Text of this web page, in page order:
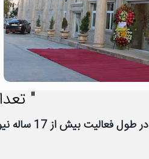
"
در طول فعالیت بیش از 17 ساله نیووب، تعداد زیادی از شرکت ها و سازمان ها به نیووب اعتماد کرده اند، از اعتماد شما سپاسگزاریم